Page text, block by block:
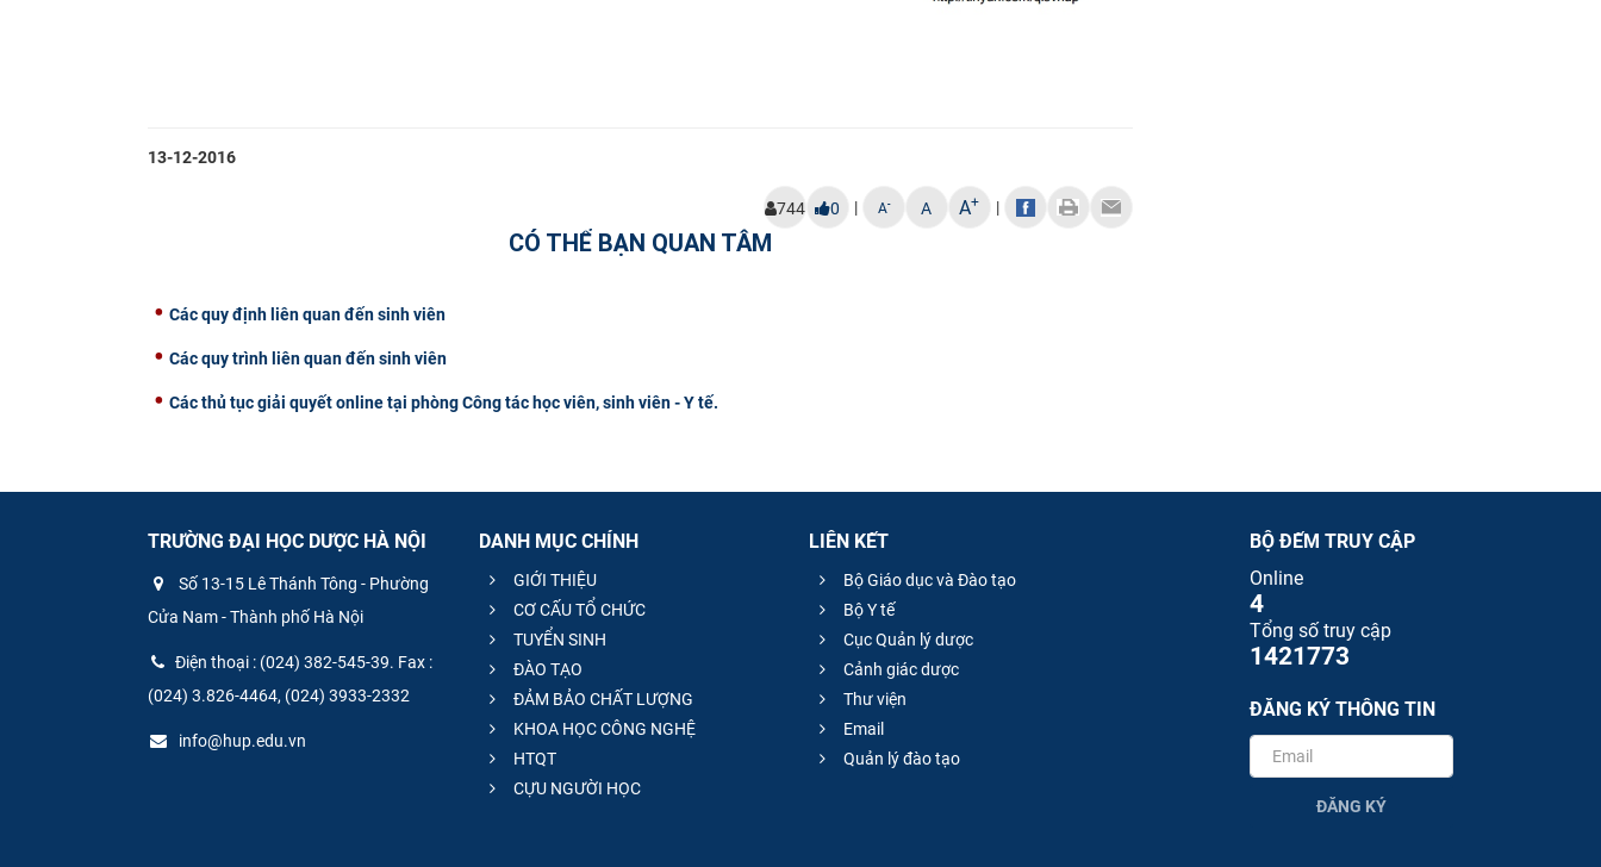
13-12-2016
744 0 | A- A A+ |
CÓ THỂ BẠN QUAN TÂM
Các quy định liên quan đến sinh viên
Các quy trình liên quan đến sinh viên
Các thủ tục giải quyết online tại phòng Công tác học viên, sinh viên - Y tế.
TRƯỜNG ĐẠI HỌC DƯỢC HÀ NỘI
Số 13-15 Lê Thánh Tông - Phường
Cửa Nam - Thành phố Hà Nội
Điện thoại : (024) 382-545-39. Fax :
(024) 3.826-4464, (024) 3933-2332
info@hup.edu.vn
DANH MỤC CHÍNH
GIỚI THIỆU
CƠ CẤU TỔ CHỨC
TUYỂN SINH
ĐÀO TẠO
ĐẢM BẢO CHẤT LƯỢNG
KHOA HỌC CÔNG NGHỆ
HTQT
CỰU NGƯỜI HỌC
LIÊN KẾT
Bộ Giáo dục và Đào tạo
Bộ Y tế
Cục Quản lý dược
Cảnh giác dược
Thư viện
Email
Quản lý đào tạo
BỘ ĐẾM TRUY CẬP
Online
4
Tổng số truy cập
1421773
ĐĂNG KÝ THÔNG TIN
ĐĂNG KÝ